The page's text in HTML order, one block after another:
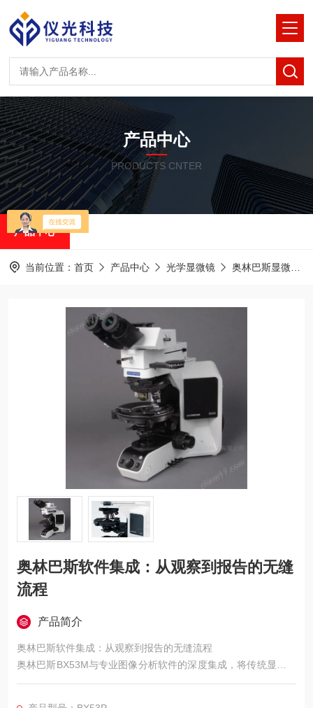
产品中心
PRODUCTS CNTER
产品中心
当前位置： 首页 产品中心 光学显微镜 奥林巴斯显微镜
奥林巴斯软件集成：从观察到报告的无缝
流程
产品简介
奥林巴斯软件集成：从观察到报告的无缝流程
奥林巴斯BX53M与专业图像分析软件的深度集成，将传统显微镜
观察转变为数字化的分析流程。